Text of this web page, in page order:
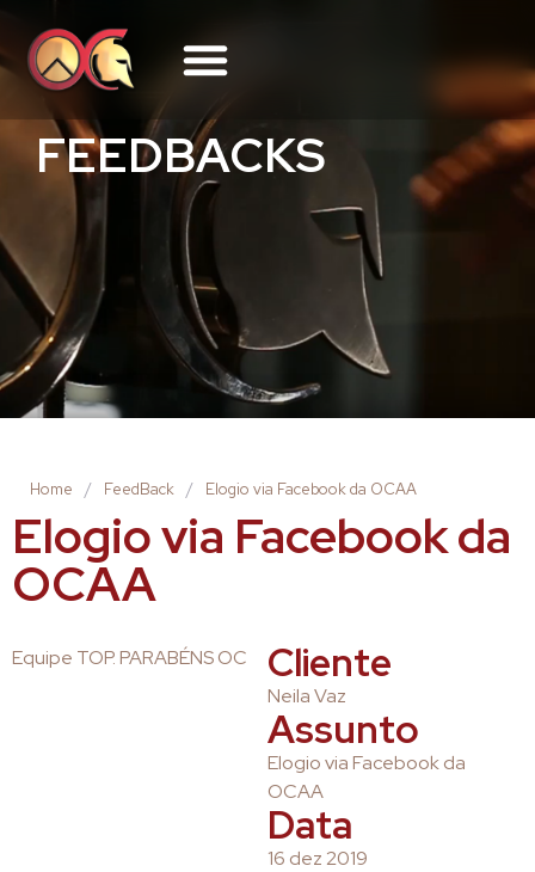
FEEDBACKS
Home / FeedBack / Elogio via Facebook da OCAA
Elogio via Facebook da
OCAA
Equipe TOP. PARABÉNS OC Cliente
Neila Vaz
Assunto
Elogio via Facebook da
OCAA
Data
16 dez 2019